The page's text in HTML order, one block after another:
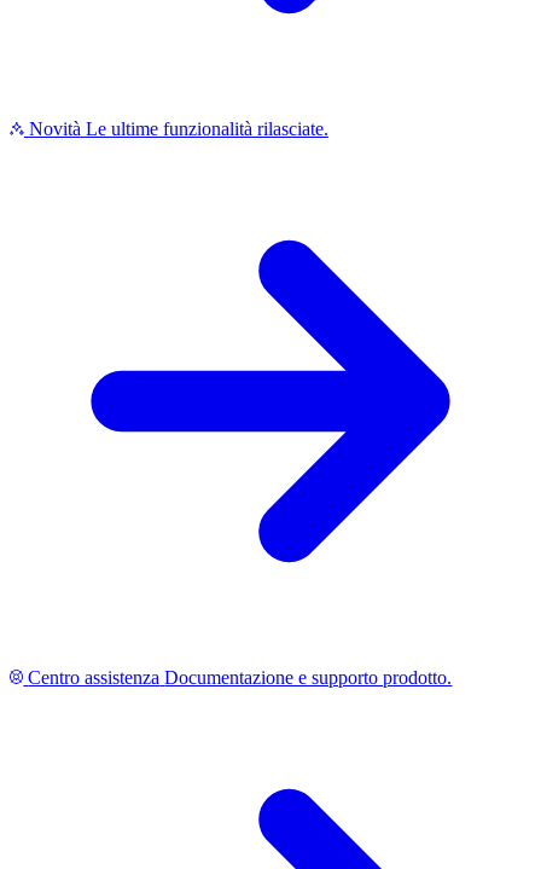
Novità Le ultime funzionalità rilasciate.
Centro assistenza Documentazione e supporto prodotto.